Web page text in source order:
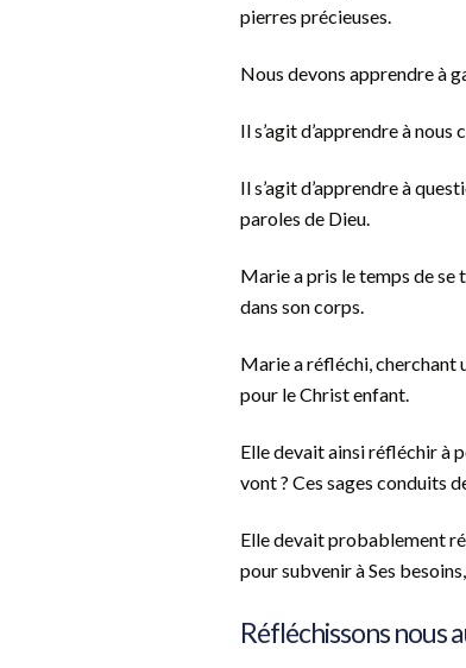
pierres précieuses.
Nous devons apprendre à
Il s’agit d’apprendre à
Il s’agit d’apprendre à
paroles de Dieu.
Marie a pris le temps de
dans son corps.
Marie a réfléchi, cherchant
pour le Christ enfant.
Elle devait ainsi réfléchir à
vont ? Ces sages conduits
Elle devait probablement
pour subvenir à Ses besoins,
Réfléchissons nous